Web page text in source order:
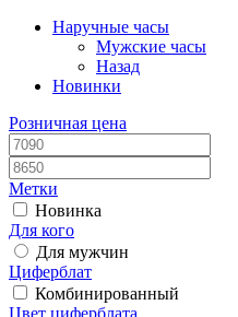
Наручные часы
Мужские часы
Назад
Новинки
Розничная цена
Метки
Новинка
Для кого
Для мужчин
Циферблат
Комбинированный
Цвет циферблата